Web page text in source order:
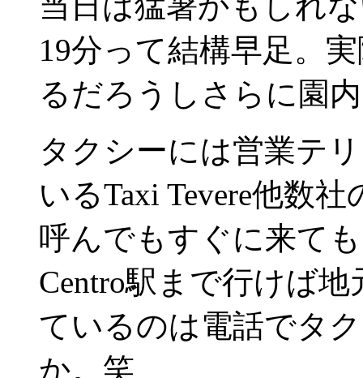
19分って結構早足。
るだろうしさらに園
タクシーには営業テ
いるTaxi Tevere他数
呼んでもすぐに来て
Centro駅まで行けば
ているのは電話でタ
か。笑